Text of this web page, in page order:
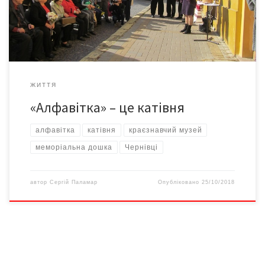
дошка нагадує грати, на яких викарбувано: «У цьому будинку у
40-50-х рр. ХХ століття розташовувалось Чернівецьке […]
ЖИТТЯ
«Алфавітка» – це катівня
алфавітка катівня краєзнавчий музей
меморіальна дошка Чернівці
автор Сергій Паламар Опубліковано25/10/2018